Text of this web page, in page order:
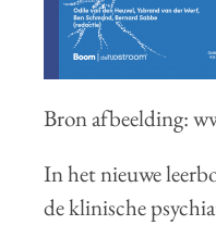
Bron afbeelding:
In het nieuwe
de klinische